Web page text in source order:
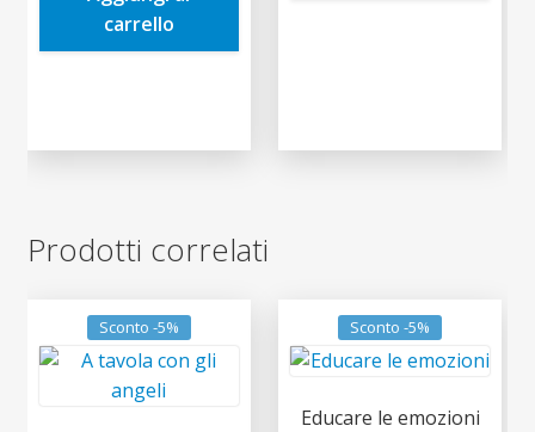
carrello
Prodotti correlati
Sconto -5% Sconto -5%
Educare le emozioni